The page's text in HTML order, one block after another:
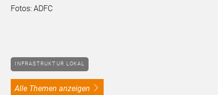
Fotos: ADFC
INFRASTRUKTUR LOKAL
alle Themen anzeigen